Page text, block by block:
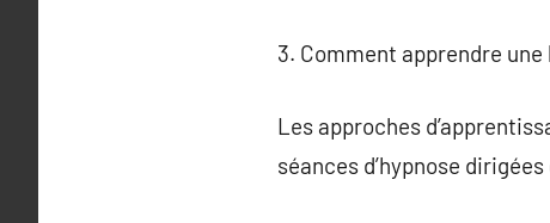
3. Comment apprendre une
Les approches
séances d’hypnose